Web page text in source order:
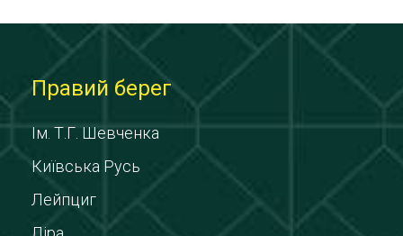
Правий берег
Ім. Т.Г. Шевченка
Київська Русь
Лейпциг